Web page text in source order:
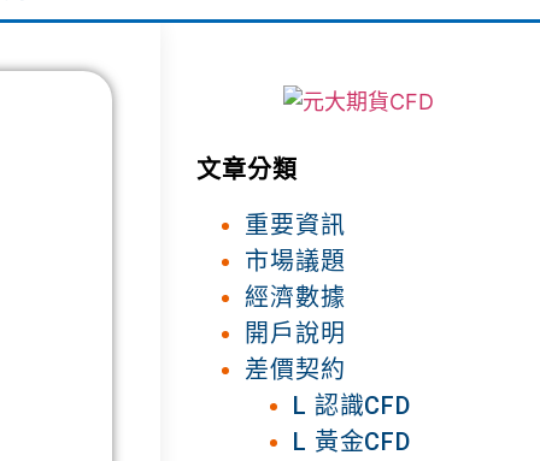
文章分類
重要資訊
市場議題
經濟數據
開戶說明
差價契約
L 認識CFD
L 黃金CFD